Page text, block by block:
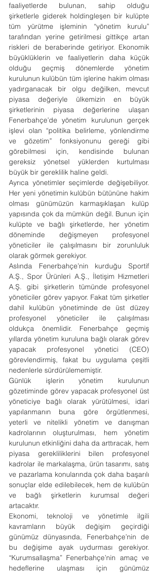
faaliyetlerde bulunan, sahip olduğu
şirketlerle giderek holdingleşen bir kulüpte
tüm yürütme işleminin “yönetim kurulu”
tarafından yerine getirilmesi gittikçe artan
riskleri de beraberinde getiriyor. Ekonomik
büyüklüklerin ve faaliyetlerin daha küçük
olduğu geçmiş dönemlerde yönetim
kurulunun kulübün tüm işlerine hakim olması
yadırganacak bir olgu değilken, mevcut
piyasa değeriyle ülkemizin en büyük
şirketlerinin piyasa değerlerine ulaşan
Fenerbahçe’de yönetim kurulunun gerçek
işlevi olan “politika belirleme, yönlendirme
ve gözetim” fonksiyonunu gereği gibi
görebilmesi için, kendisinde bulunan
gereksiz yönetsel yüklerden kurtulması
büyük bir gereklilik haline geldi.
Ayrıca yönetimler seçimlerde değişebiliyor.
Her yeni yönetimin kulübün bütününe hakim
olması günümüzün karmaşıklaşan kulüp
yapısında çok da mümkün değil. Bunun için
kulüpte ve bağlı şirketlerde, her yönetim
döneminde değişmeyen profesyonel
yöneticiler ile çalışılmasını bir zorunluluk
olarak görmek gerekiyor.
Aslında Fenerbahçe’nin kurduğu Sportif
A.Ş., Spor Ürünleri A.Ş., İletişim Hizmetleri
A.Ş. gibi şirketlerin tümünde profesyonel
yöneticiler görev yapıyor. Fakat tüm şirketler
dahil kulübün yönetiminde de üst düzey
profesyonel yöneticiler ile çalışılması
oldukça önemlidir. Fenerbahçe geçmiş
yıllarda yönetim kuruluna bağlı olarak görev
yapacak profesyonel yönetici (CEO)
görevlendirmiş, fakat bu uygulama çeşitli
nedenlerle sürdürülememiştir.
Günlük işlerin yönetim kurulunun
gözetiminde görev yapacak profesyonel üst
yöneticiye bağlı olarak yürütülmesi, idari
yapılanmanın buna göre örgütlenmesi,
yeterli ve nitelikli yönetim ve danışman
kadrolarının oluşturulması, hem yönetim
kurulunun etkinliğini daha da arttıracak, hem
piyasa gerekliliklerini bilen profesyonel
kadrolar ile markalaşma, ürün tasarımı, satış
ve pazarlama konularında çok daha başarılı
sonuçlar elde edilebilecek, hem de kulübün
ve bağlı şirketlerin kurumsal değeri
artacaktır.
Ekonomi, teknoloji ve yönetimle ilgili
kavramların büyük değişim geçirdiği
günümüz dünyasında, Fenerbahçe’nin de
bu değişime ayak uydurması gerekiyor.
“Kurumsallaşma” Fenerbahçe’nin amaç ve
hedeflerine ulaşması için günümüz